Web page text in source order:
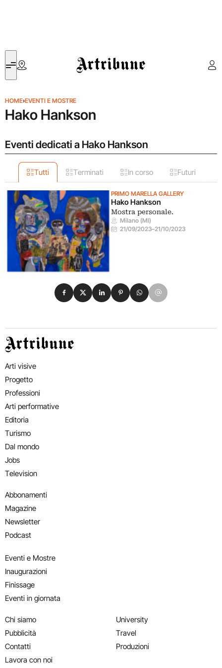
Artribune
HOME›EVENTI E MOSTRE
Hako Hankson
Eventi dedicati a Hako Hankson
Tutti Terminati In corso Futuri
PRIMO MARELLA GALLERY
Hako Hankson
Mostra personale.
Milano (MI)
21/09/2023–21/10/2023
Condividi su Facebook
Condividi su X
Condividi su LinkedIn
Condividi su Pinterest
Condividi su WhatsApp
Condividi su Email
Artribune
Arti visive
Progetto
Professioni
Arti performative
Editoria
Turismo
Dal mondo
Jobs
Television
Abbonamenti
Magazine
Newsletter
Podcast
Eventi e Mostre
Inaugurazioni
Finissage
Eventi in giornata
Chi siamo
Pubblicità
Contatti
Lavora con noi
University
Travel
Produzioni